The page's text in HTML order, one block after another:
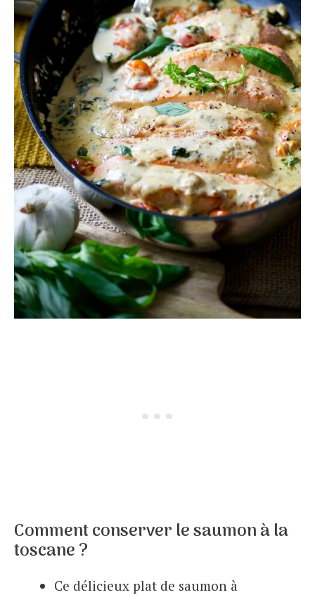
Comment conserver le saumon à la
toscane ?
Ce délicieux plat de saumon à